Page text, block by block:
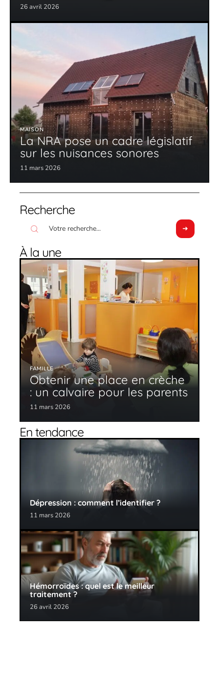
26 avril 2026
MAISON
La NRA pose un cadre législatif
sur les nuisances sonores
11 mars 2026
Recherche
À la une
FAMILLE
Obtenir une place en crèche
: un calvaire pour les parents
11 mars 2026
En tendance
Dépression : comment l’identifier ?
11 mars 2026
Hémorroïdes : quel est le meilleur
traitement ?
26 avril 2026